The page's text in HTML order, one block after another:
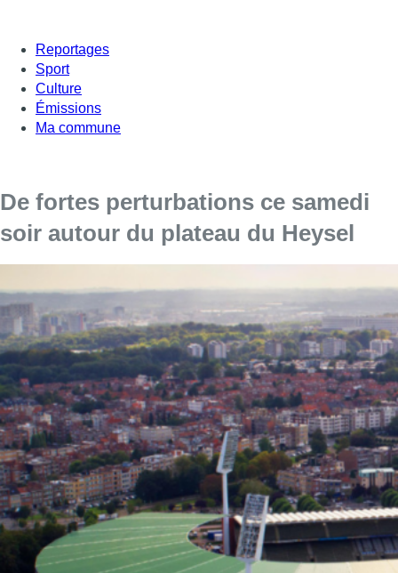
Reportages
Sport
Culture
Émissions
Ma commune
De fortes perturbations ce samedi
soir autour du plateau du Heysel